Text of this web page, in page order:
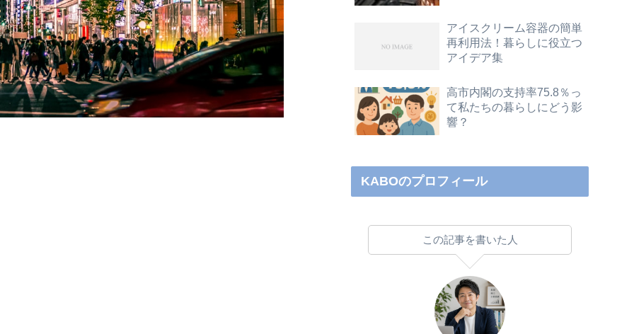
アイスクリーム容器の簡単
再利用法！暮らしに役立つ
アイデア集
高市内閣の支持率75.8％っ
て私たちの暮らしにどう影
響？
KABOのプロフィール
この記事を書いた人